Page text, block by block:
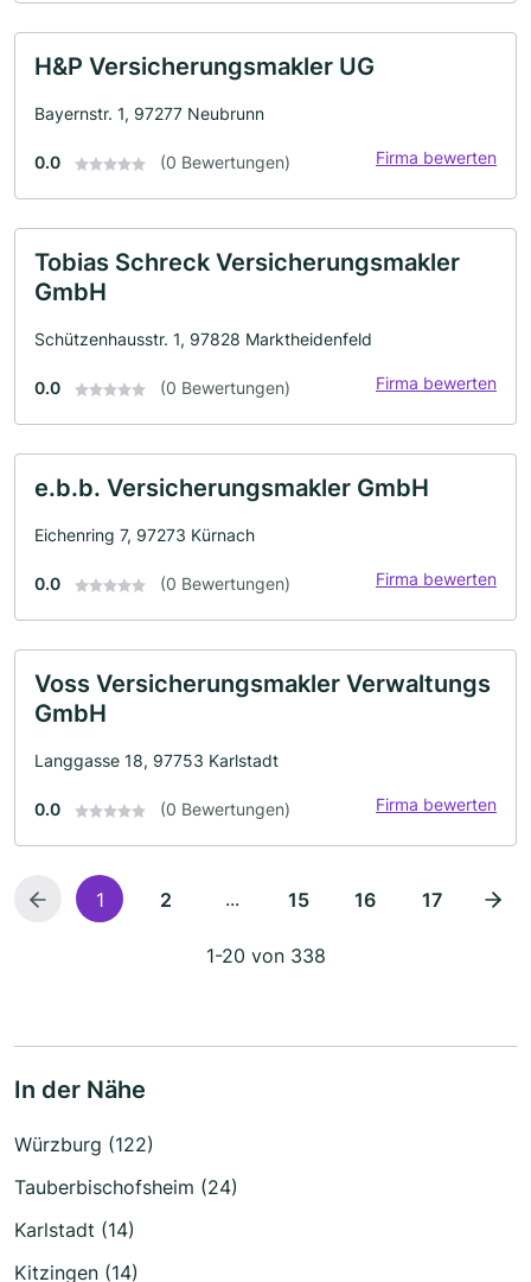
H&P Versicherungsmakler UG
Bayernstr. 1, 97277 Neubrunn
0.0 (0 Bewertungen) Firma bewerten
Tobias Schreck Versicherungsmakler
GmbH
Schützenhausstr. 1, 97828 Marktheidenfeld
0.0 (0 Bewertungen) Firma bewerten
e.b.b. Versicherungsmakler GmbH
Eichenring 7, 97273 Kürnach
0.0 (0 Bewertungen) Firma bewerten
Voss Versicherungsmakler Verwaltungs
GmbH
Langgasse 18, 97753 Karlstadt
0.0 (0 Bewertungen) Firma bewerten
1 2 ... 15 16 17
1-20 von 338
In der Nähe
Würzburg (122)
Tauberbischofsheim (24)
Karlstadt (14)
Kitzingen (14)